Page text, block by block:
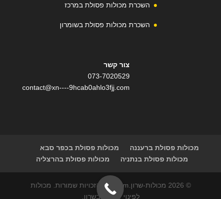
השכרת מכולות פסולת במרכז
השכרת מכולות פסולת בשומרון
צור קשר
073-7020529
contact@xn----9hcab0ahlo3fjj.com
מכולות פסולת ברעננה
מכולות פסולת בכפר סבא
מכולות פסולת בנתניה
מכולות פסולת בהרצליה
© 2026 מכולות-שרון.com | כל הזכויות שמורות. מכולות
לפינוי פסולת בשרון.